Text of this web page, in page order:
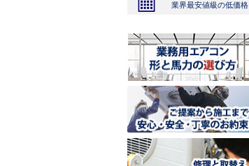
業界最安値級の低価格